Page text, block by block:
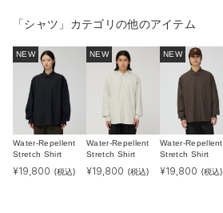
「シャツ」カテゴリの他のアイテム
NEW
Water-Repellent
Stretch Shirt
¥19,800 (税込)
NEW
Water-Repellent
Stretch Shirt
¥19,800 (税込)
NEW
Water-Repellent
Stretch Shirt
¥19,800 (税込)